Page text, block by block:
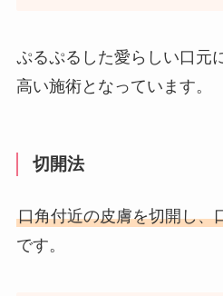
ぷるぷるした愛らしい口元
高い施術となっています。
切開法
口角付近の皮膚を切開し、
です。